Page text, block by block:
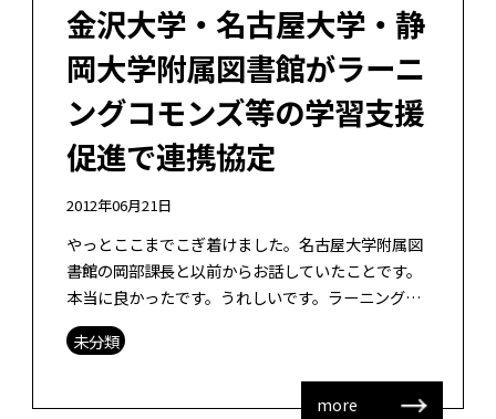
金沢大学・名古屋大学・静
岡大学附属図書館がラーニ
ングコモンズ等の学習支援
促進で連携協定
2012年06月21日
やっとここまでこぎ着けました。名古屋大学附属図
書館の岡部課長と以前からお話していたことです。
本当に良かったです。うれしいです。ラーニングコ
モンズにおける学習支援が主目的ではありますが、
図書館全体として、教育・学習にどう寄 […]
未分類
more